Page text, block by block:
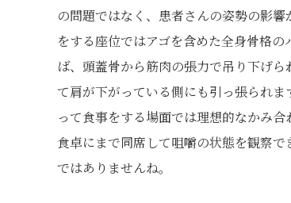
の問題ではなく、患者さんの姿勢の影
をする座位ではアゴを含めた全身骨格
ば、頭蓋骨から筋肉の張力で吊り下げ
て肩が下がっている側にも引っ張られ
って食事をする場面では理想的なかみ
食卓にまで同席して咀嚼の状態を観察
ではありませんね。